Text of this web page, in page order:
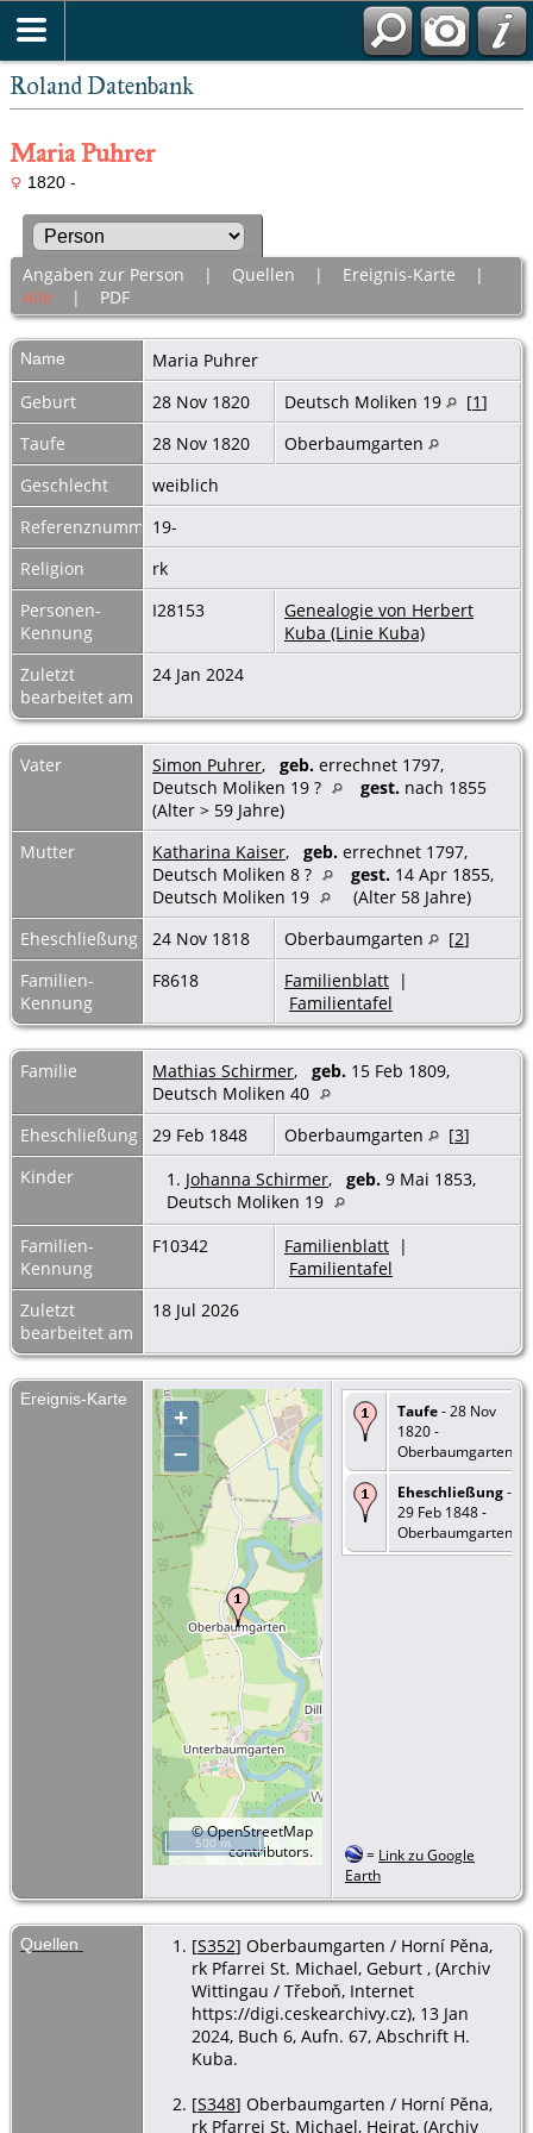
Roland Datenbank
Maria Puhrer
1820 -
Angaben zur Person | Quellen | Ereignis-Karte |
Alle | PDF
Name Maria Puhrer
Geburt
28 Nov 1820 Deutsch Moliken 19 [1]
Taufe
28 Nov 1820
Oberbaumgarten
Geschlecht
weiblich
Referenznummer19-
Religion
rk
Personen-
Kennung
I28153
Genealogie von Herbert
Kuba (Linie Kuba)
Zuletzt
bearbeitet am
24 Jan 2024
Vater Simon Puhrer, geb. errechnet 1797,
Deutsch Moliken 19 ?
gest. nach 1855
(Alter > 59 Jahre)
Mutter
Katharina Kaiser, geb. errechnet 1797,
Deutsch Moliken 8 ?
gest. 14 Apr 1855,
Deutsch Moliken 19
(Alter 58 Jahre)
Eheschließung
24 Nov 1818 Oberbaumgarten [2]
Familien-
Kennung
F8618 Familienblatt |
Familientafel
Familie Mathias Schirmer, geb. 15 Feb 1809,
Deutsch Moliken 40
Eheschließung
29 Feb 1848 Oberbaumgarten [3]
Kinder
1. Johanna Schirmer, geb. 9 Mai 1853,
Deutsch Moliken 19
Familien-
Kennung
F10342 Familienblatt |
Familientafel
Zuletzt
bearbeitet am
18 Jul 2026
Ereignis-Karte
+
–
©OpenStreetMap
contributors.
500 m
Taufe- 28 Nov
1820 -
Oberbaumgarten
Eheschließung-
29 Feb 1848 -
Oberbaumgarten
= Link zu Google
Earth
Quellen [S352] Oberbaumgarten / Horní Pěna,
rk Pfarrei St. Michael, Geburt , (Archiv
Wittingau / Třeboň, Internet
https://digi.ceskearchivy.cz), 13 Jan
2024, Buch 6, Aufn. 67, Abschrift H.
Kuba.
[S348] Oberbaumgarten / Horní Pěna,
rk Pfarrei St. Michael, Heirat, (Archiv